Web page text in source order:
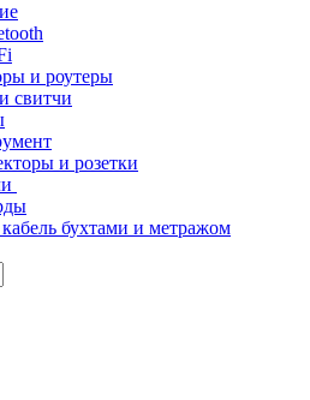
и роутеры
свитчи
и розетки
бухтами и метражом